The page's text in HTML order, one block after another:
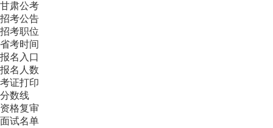
甘肃公考
招考公告
招考职位
省考时间
报名入口
报名人数
考证打印
分数线
资格复审
面试名单